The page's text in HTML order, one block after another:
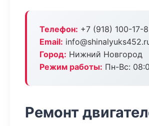
Телефон: +7 (918) 100-17-
Email:
Город: Нижний Новгород
Режим работы: Пн-Вс:
Ремонт